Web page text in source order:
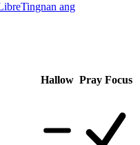
Tingnan ang
Hallow Pray Focus